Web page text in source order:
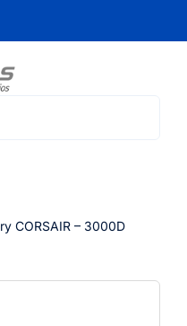
CORSAIR – 3000D